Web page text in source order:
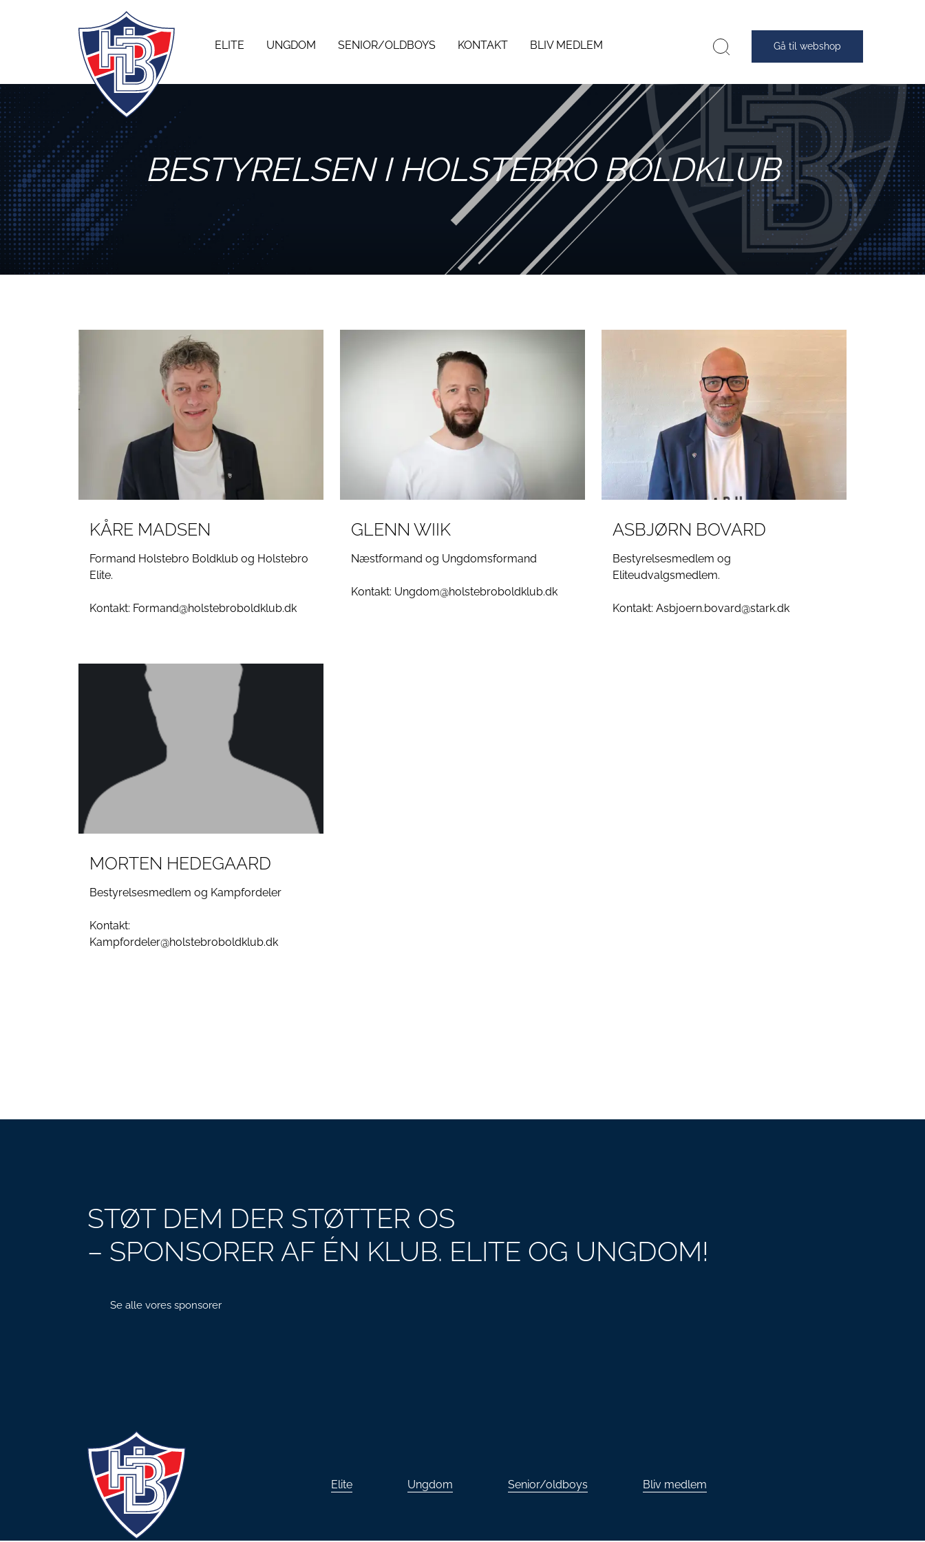
ELITE UNGDOM SENIOR/OLDBOYS KONTAKT BLIV MEDLEM Gå til webshop
BESTYRELSEN I HOLSTEBRO BOLDKLUB
KÅRE MADSEN
Formand Holstebro Boldklub og Holstebro
Elite.
Kontakt: Formand@holstebroboldklub.dk
GLENN WIIK
Næstformand og Ungdomsformand
Kontakt: Ungdom@holstebroboldklub.dk
ASBJØRN BOVARD
Bestyrelsesmedlem og
Eliteudvalgsmedlem.
Kontakt: Asbjoern.bovard@stark.dk
MORTEN HEDEGAARD
Bestyrelsesmedlem og Kampfordeler
Kontakt:
Kampfordeler@holstebroboldklub.dk
STØT DEM DER STØTTER OS
– SPONSORER AF ÉN KLUB. ELITE OG UNGDOM!
Se alle vores sponsorer
Elite Ungdom Senior/oldboys Bliv medlem